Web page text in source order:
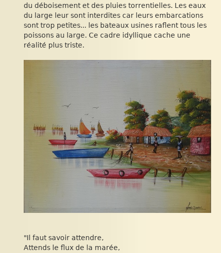
du déboisement et des pluies torrentielles. Les eaux
du large leur sont interdites car leurs embarcations
sont trop petites... les bateaux usines raflent tous les
poissons au large. Ce cadre idyllique cache une
réalité plus triste.
"Il faut savoir attendre,
Attends le flux de la marée,